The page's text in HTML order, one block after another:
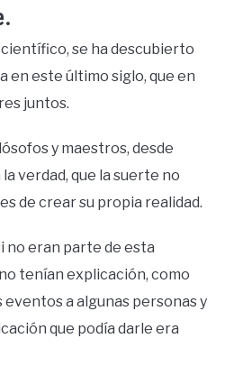
se ha descubierto
en este último siglo, que en
juntos.
y maestros, desde
verdad, que la suerte no
de crear su propia realidad.
no eran parte de esta
tenían explicación, como
a algunas personas y
que podía darle era